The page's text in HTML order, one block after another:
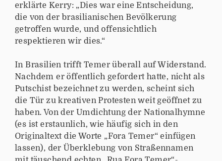
erklärte Kerry: „Dies war eine Entscheidung,
die von der brasilianischen Bevölkerung
getroffen wurde, und offensichtlich
respektieren wir dies.“
In Brasilien trifft Temer überall auf Widerstand.
Nachdem er öffentlich gefordert hatte, nicht als
Putschist bezeichnet zu werden, scheint sich
die Tür zu kreativen Protesten weit geöffnet zu
haben. Von der Umdichtung der Nationalhymne
(es ist erstaunlich, wie häufig sich in den
Originaltext die Worte „Fora Temer“ einfügen
lassen), der Überklebung von Straßennamen